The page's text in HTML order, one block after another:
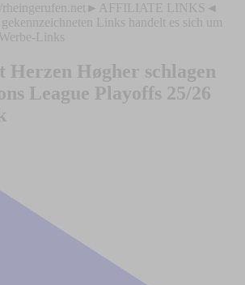
rheingerufen.net►AFFILIATE LINKS◄
Links handelt es sich um
Links
Herzen Høgher schlagen
League Playoffs 25/26